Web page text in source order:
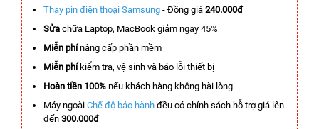
Thay pin điện thoại Samsung - Đồng giá 240.000đ
Sửa chữa Laptop, MacBook giảm ngay 45%
Miễn phínâng cấp phần mềm
Miễn phíkiểm tra, vệ sinh và báo lỗi thiết bị
Hoàn tiền 100% nếu khách hàng không hài lòng
Máy ngoài Chế độ bảo hành đều có chính sách hỗ trợ giá lên
đến 300.000đ